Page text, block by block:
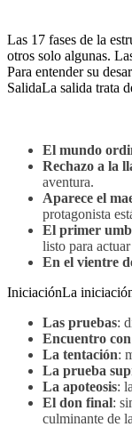
Las 17 fases de la
otros solo algunas.
Para entender su
SalidaLa salida trata
El mundo
Rechazo a la
aventura.
Aparece el
protagonista
El primer
listo para
En el vientre
IniciaciónLa
Las pruebas:
Encuentro
La tentación:
La prueba
La apoteosis:
El don final:
culminante de